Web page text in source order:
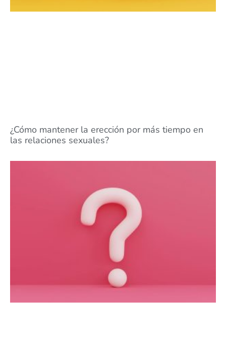
¿Cómo mantener la erección por más tiempo en
las relaciones sexuales?